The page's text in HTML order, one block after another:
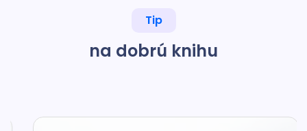
Tip
na dobrú knihu